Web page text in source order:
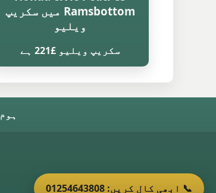
Ramsbottom میں سکریپ
ویلیو
سکریپ ویلیو £221 ہے
ہوم
📞 ابھی کال کریں: 01254643808